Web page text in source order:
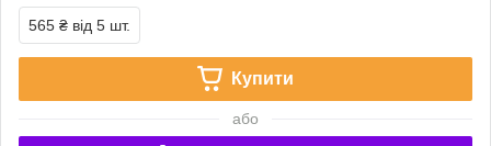
565 ₴ від 5 шт.
Купити
або